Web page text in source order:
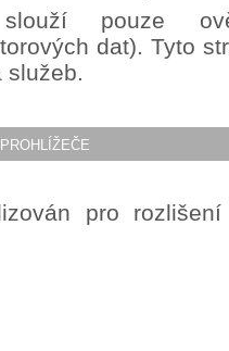
pouze
dat). Tyto
služeb.
pro